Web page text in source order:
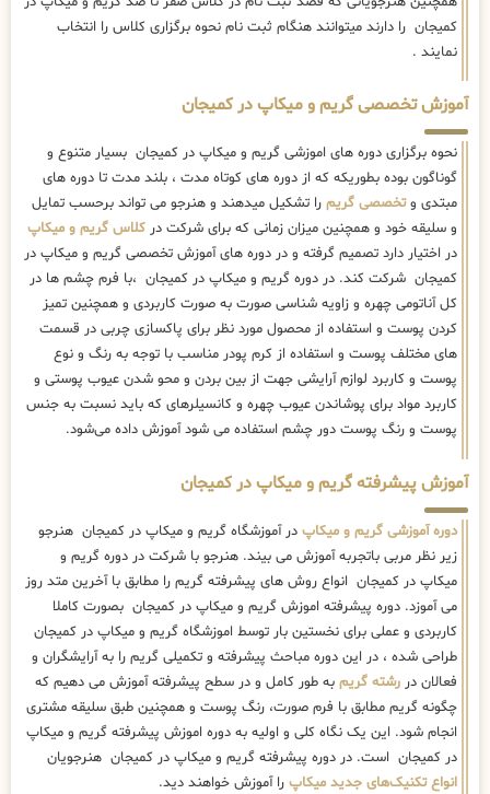
کمیجان را دارند میتوانند هنگام ثبت نام نحوه برگزاری کلاس را انتخاب
نمایند .
آموزش تخصصی گریم و میکاپ در کمیجان
نحوه برگزاری دوره های اموزشی گریم و میکاپ در کمیجان بسیار متنوع و
گوناگون بوده بطوریکه که از دوره های کوتاه مدت ، بلند مدت تا دوره های
مبتدی وتخصصی گریم را تشکیل میدهند و هنرجو می تواند برحسب تمایل
و سلیقه خود و همچنین میزان زمانی که برای شرکت در کلاس گریم و میکاپ
در اختیار دارد تصمیم گرفته و در دوره های آموزش تخصصی گریم و میکاپ در
کمیجان شرکت کند. در دوره گریم و میکاپ در کمیجان ،با فرم چشم ها در
کل آناتومی چهره و زاویه شناسی صورت به صورت کاربردی و همچنین تمیز
کردن پوست و استفاده از محصول مورد نظر برای پاکسازی چربی در قسمت
های مختلف پوست و استفاده از کرم پودر مناسب با توجه به رنگ و نوع
پوست و کاربرد لوازم آرایشی جهت از بین بردن و محو شدن عیوب پوستی و
کاربرد مواد برای پوشاندن عیوب چهره و کانسیلرهای که باید نسبت به جنس
پوست و رنگ پوست دور چشم استفاده می شود آموزش داده می‌شود.
آموزش پیشرفته گریم و میکاپ در کمیجان
دوره آموزشی گریم و میکاپ در آموزشگاه گریم و میکاپ در کمیجان هنرجو
زیر نظر مربی باتجربه آموزش می بیند. هنرجو با شرکت در دوره گریم و
میکاپ در کمیجان انواع روش های پیشرفته گریم را مطابق با آخرین متد روز
می آموزد. دوره پیشرفته اموزش گریم و میکاپ در کمیجان بصورت کاملا
کاربردی و عملی برای نخستین بار توسط اموزشگاه گریم و میکاپ در کمیجان
طراحی شده ، در این دوره مباحث پیشرفته و تکمیلی گریم را به آرایشگران و
فعالان در رشته گریم به طور کامل و در سطح پیشرفته آموزش می دهیم که
چگونه گریم مطابق با فرم صورت، رنگ پوست و همچنین طبق سلیقه مشتری
انجام شود. این یک نگاه کلی و اولیه به دوره اموزش پیشرفته گریم و میکاپ
در کمیجان است. در دوره پیشرفته گریم و میکاپ در کمیجان هنرجویان
انواع تکنیک‌های جدید میکاپ را آموزش خواهند دید.